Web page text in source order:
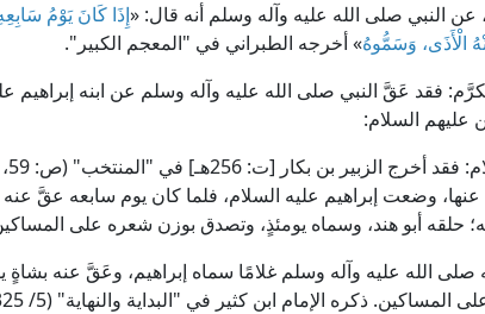
النبي صلى الله عليه وآله وسلم أنه قال: «إِذَا كَانَ يَوْمُ
الْأَذَى، وَسَمُّوهُ» أخرجه الطبراني في "المعجم الكبير".
فقد عَقَّ النبي صلى الله عليه وآله وسلم عن ابنه إبراهيم
السلام:
وضعت إبراهيم عليه السلام، فلما كان يوم سابعه عقَّ
حلقه أبو هند، وسماه يومئذٍ، وتصدق بوزن شعره على
الله عليه وآله وسلم غلامًا سماه إبراهيم، وعَقَّ عنه بشاةٍ